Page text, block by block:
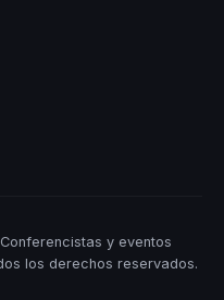
y eventos
los derechos reservados.